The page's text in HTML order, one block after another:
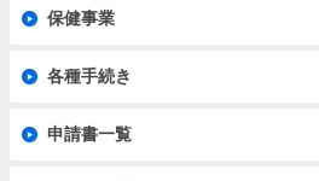
保健事業
各種手続き
申請書一覧